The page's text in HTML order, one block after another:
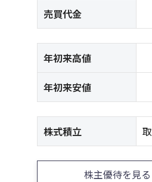
売買代金
年初来高値
年初来安値
株式積立
株主優待を見る